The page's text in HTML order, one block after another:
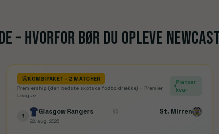
– HVORFOR BØR DU OPLEVE
KOMBIPAKET · 2 MATCHER
Premiership (den bedste skotske fodboldrække) + Premier
League
Platser
kvar
1
Glasgow Rangers VS St. Mirren
22. aug. 2026